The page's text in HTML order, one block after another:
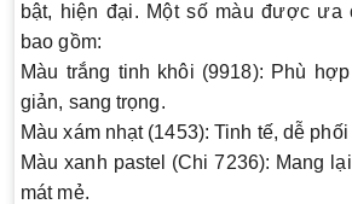
bật, hiện đại. Một số màu được ưa
bao gồm:
Màu trắng tinh khôi (9918): Phù
giản, sang trọng.
Màu xám nhạt (1453): Tinh tế, dễ
Màu xanh pastel (Chi 7236): Mang
mát mẻ.